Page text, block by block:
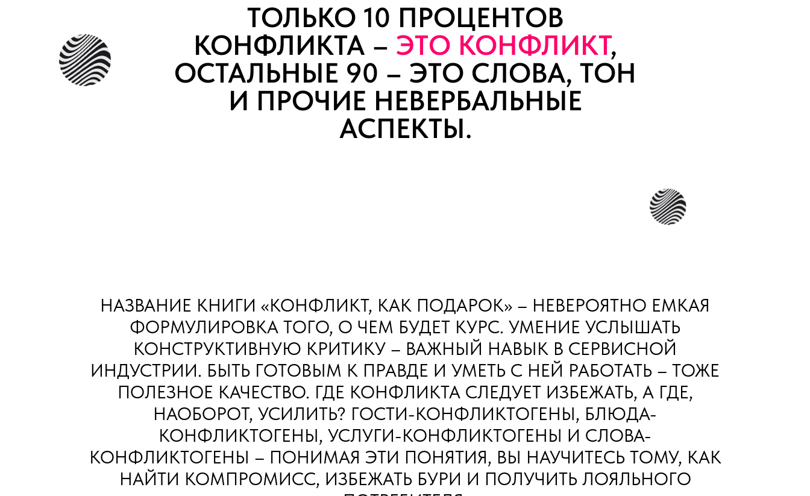
ТОЛЬКО 10 ПРОЦЕНТОВ
КОНФЛИКТА – ЭТО КОНФЛИКТ,
ОСТАЛЬНЫЕ 90 – ЭТО СЛОВА, ТОН
И ПРОЧИЕ НЕВЕРБАЛЬНЫЕ
АСПЕКТЫ.
НАЗВАНИЕ КНИГИ «КОНФЛИКТ, КАК ПОДАРОК» – НЕВЕРОЯТНО ЕМКАЯ
ФОРМУЛИРОВКА ТОГО, О ЧЕМ БУДЕТ КУРС. УМЕНИЕ УСЛЫШАТЬ
КОНСТРУКТИВНУЮ КРИТИКУ – ВАЖНЫЙ НАВЫК В СЕРВИСНОЙ
ИНДУСТРИИ. БЫТЬ ГОТОВЫМ К ПРАВДЕ И УМЕТЬ С НЕЙ РАБОТАТЬ – ТОЖЕ
ПОЛЕЗНОЕ КАЧЕСТВО. ГДЕ КОНФЛИКТА СЛЕДУЕТ ИЗБЕЖАТЬ, А ГДЕ,
НАОБОРОТ, УСИЛИТЬ? ГОСТИ-КОНФЛИКТОГЕНЫ, БЛЮДА-
КОНФЛИКТОГЕНЫ, УСЛУГИ-КОНФЛИКТОГЕНЫ И СЛОВА-
КОНФЛИКТОГЕНЫ – ПОНИМАЯ ЭТИ ПОНЯТИЯ, ВЫ НАУЧИТЕСЬ ТОМУ, КАК
НАЙТИ КОМПРОМИСС, ИЗБЕЖАТЬ БУРИ И ПОЛУЧИТЬ ЛОЯЛЬНОГО